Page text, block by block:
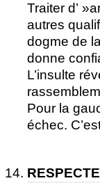
Traiter d’
autres
dogme de
donne
L’insulte
Pour la
échec.